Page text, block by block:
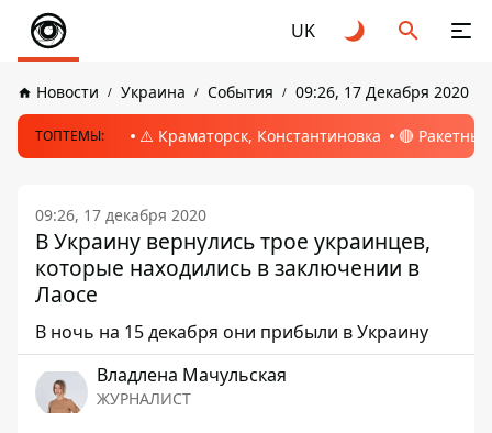
UK
Новости Украина События 09:26, 17 Декабря 2020
ТОПТЕМЫ: ⚠️ Краматорск, Константиновка 🔴
09:26, 17 декабря 2020
В Украину вернулись трое украинцев,
которые находились в заключении в
Лаосе
В ночь на 15 декабря они прибыли в Украину
Владлена Мачульская
ЖУРНАЛИСТ